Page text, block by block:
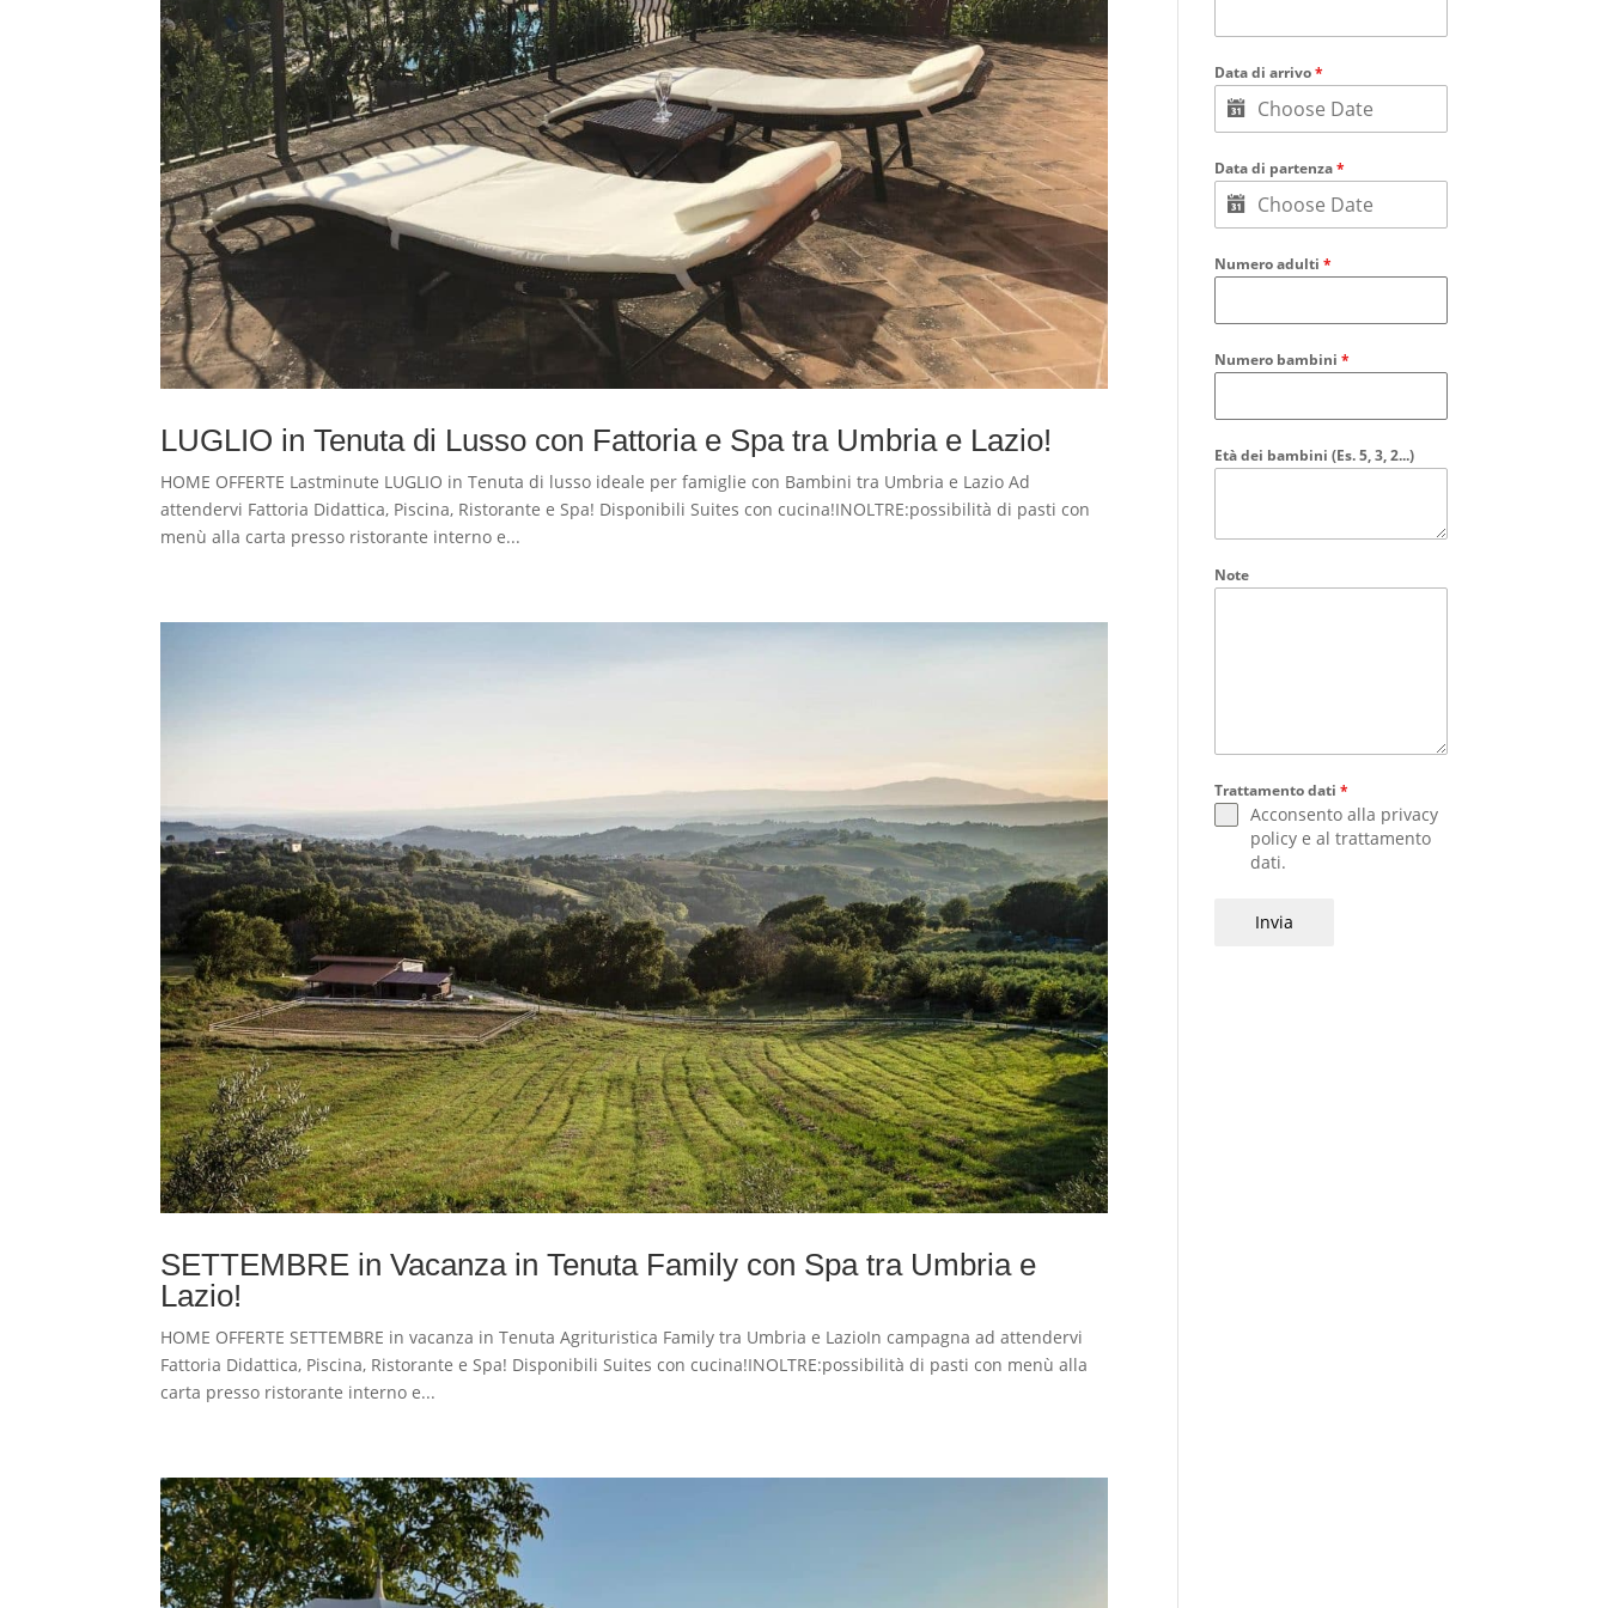
LUGLIO in Tenuta di Lusso con Fattoria e Spa tra Umbria e Lazio!
HOME OFFERTE Lastminute LUGLIO in Tenuta di lusso ideale per famiglie con Bambini tra Umbria e Lazio Ad
attendervi Fattoria Didattica, Piscina, Ristorante e Spa! Disponibili Suites con cucina!INOLTRE:possibilità di pasti con
menù alla carta presso ristorante interno e...
SETTEMBRE in Vacanza in Tenuta Family con Spa tra Umbria e
Lazio!
HOME OFFERTE SETTEMBRE in vacanza in Tenuta Agrituristica Family tra Umbria e LazioIn campagna ad attendervi
Fattoria Didattica, Piscina, Ristorante e Spa! Disponibili Suites con cucina!INOLTRE:possibilità di pasti con menù alla
carta presso ristorante interno e...
Data di arrivo*
Data di partenza*
Numero adulti*
Numero bambini*
Età dei bambini (Es. 5, 3, 2...)
Note
Trattamento dati*
Acconsento alla privacy
policy e altrattamento
dati.
Invia